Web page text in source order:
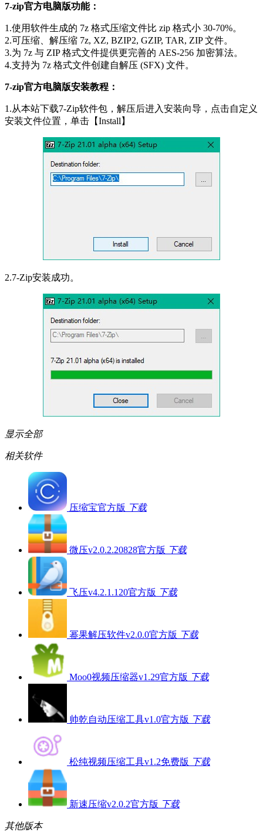
7-zip官方电脑版功能：
1.使用软件生成的 7z 格式压缩文件比 zip 格式小 30-70%。
2.可压缩、解压缩 7z, XZ, BZIP2, GZIP, TAR, ZIP 文件。
3.为 7z 与 ZIP 格式文件提供更完善的 AES-256 加密算法。
4.支持为 7z 格式文件创建自解压 (SFX) 文件。
7-zip官方电脑版安装教程：
1.从本站下载7-Zip软件包，解压后进入安装向导，点击自定义
安装文件位置，单击【Install】
2.7-Zip安装成功。
显示全部
相关软件
压缩宝官方版 下载
微压v2.0.2.20828官方版 下载
飞压v4.2.1.120官方版 下载
幂果解压软件v2.0.0官方版 下载
Moo0视频压缩器v1.29官方版 下载
帅乾自动压缩工具v1.0官方版 下载
松纯视频压缩工具v1.2免费版 下载
新速压缩v2.0.2官方版 下载
其他版本